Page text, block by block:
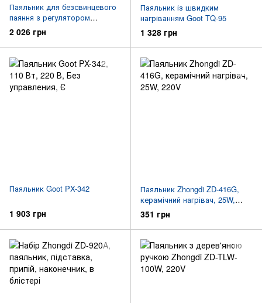
Паяльник для безсвинцевого
паяння з регулятором
температури Goot PX-201
2 026 грн
Паяльник із швидким
нагріванням Goot TQ-95
1 328 грн
Паяльник Goot PX-342
1 903 грн
Паяльник Zhongdi ZD-416G,
керамічний нагрівач, 25W,
220V
351 грн